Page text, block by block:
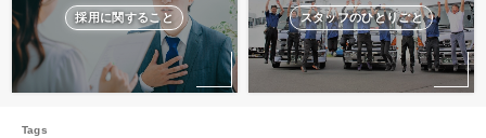
採用に関すること スタッフのひとりごと